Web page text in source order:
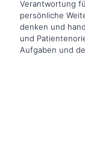
Verantwortung
persönliche
denken und
und
Aufgaben und